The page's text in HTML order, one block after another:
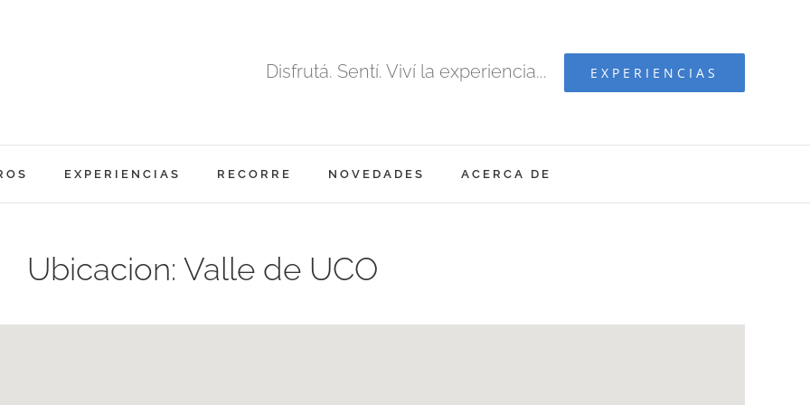
Disfrutá. Sentí. Viví la experiencia... EXPERIENCIAS
EXPERIENCIAS RECORRE NOVEDADES ACERCA DE
Ubicacion: Valle de UCO